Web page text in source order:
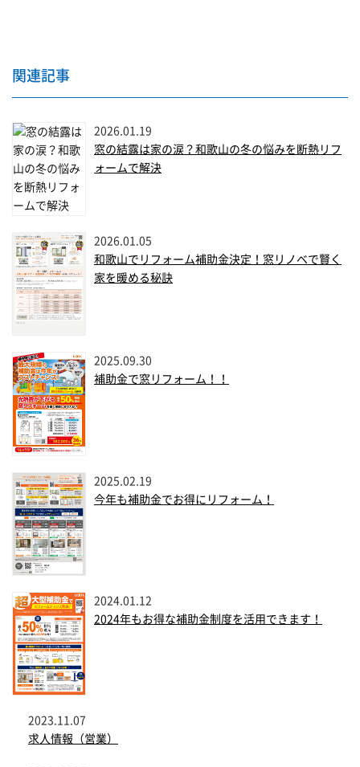
関連記事
2026.01.19
窓の結露は家の涙？和歌山の冬の悩みを断熱リフ
ォームで解決
2026.01.05
和歌山でリフォーム補助金決定！窓リノベで賢く
家を暖める秘訣
2025.09.30
補助金で窓リフォーム！！
2025.02.19
今年も補助金でお得にリフォーム！
2024.01.12
2024年もお得な補助金制度を活用できます！
2023.11.07
求人情報（営業）